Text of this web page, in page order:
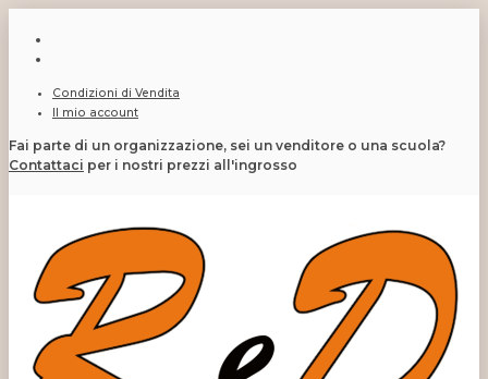
Condizioni di Vendita
Il mio account
Fai parte di un organizzazione, sei un venditore o una scuola?
Contattaci per i nostri prezzi all'ingrosso